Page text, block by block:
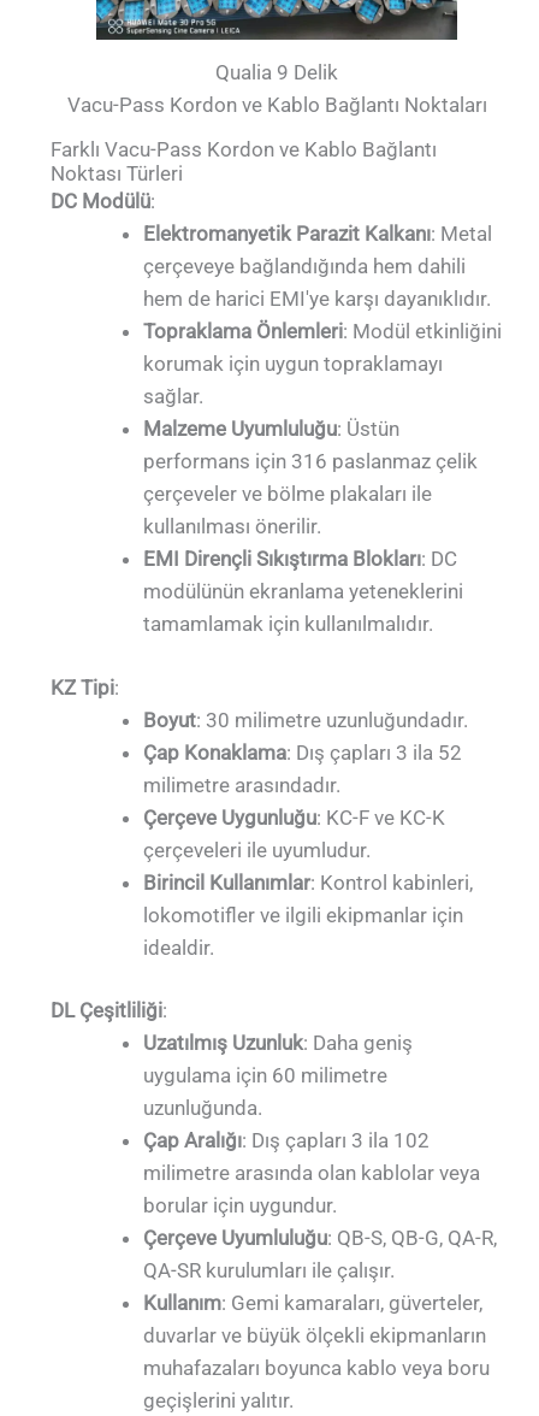
Qualia 9 Delik
Vacu-Pass Kordon ve Kablo Bağlantı Noktaları
Farklı Vacu-Pass Kordon ve Kablo Bağlantı
Noktası Türleri
DC Modülü:
Elektromanyetik Parazit Kalkanı: Metal
çerçeveye bağlandığında hem dahili
hem de harici EMI'ye karşı dayanıklıdır.
Topraklama Önlemleri: Modül etkinliğini
korumak için uygun topraklamayı
sağlar.
Malzeme Uyumluluğu: Üstün
performans için 316 paslanmaz çelik
çerçeveler ve bölme plakaları ile
kullanılması önerilir.
EMI Dirençli Sıkıştırma Blokları: DC
modülünün ekranlama yeteneklerini
tamamlamak için kullanılmalıdır.
KZ Tipi:
Boyut: 30 milimetre uzunluğundadır.
Çap Konaklama: Dış çapları 3 ila 52
milimetre arasındadır.
Çerçeve Uygunluğu: KC-F ve KC-K
çerçeveleri ile uyumludur.
Birincil Kullanımlar: Kontrol kabinleri,
lokomotifler ve ilgili ekipmanlar için
idealdir.
DL Çeşitliliği:
Uzatılmış Uzunluk: Daha geniş
uygulama için 60 milimetre
uzunluğunda.
Çap Aralığı: Dış çapları 3 ila 102
milimetre arasında olan kablolar veya
borular için uygundur.
Çerçeve Uyumluluğu: QB-S, QB-G, QA-R,
QA-SR kurulumları ile çalışır.
Kullanım: Gemi kamaraları, güverteler,
duvarlar ve büyük ölçekli ekipmanların
muhafazaları boyunca kablo veya boru
geçişlerini yalıtır.